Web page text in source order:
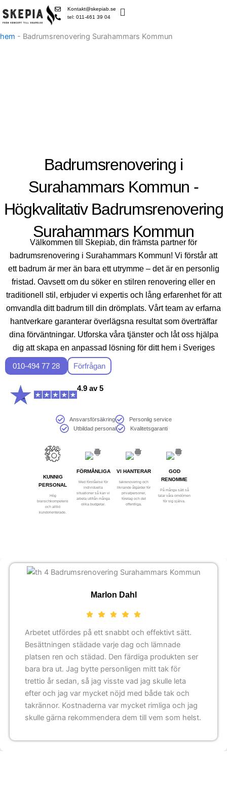
to
Kontakt@skepiab.se
tel: 011-461 39 04
hem - Badrumsrenovering Surahammars Kommun
Badrumsrenovering i
Surahammars Kommun -
Högkvalitativ Badrumsrenovering
Surahammars Kommun
Välkommen till Skepiab, din främsta partner för
badrumsrenovering i Surahammars Kommun! Vi förstår att
ett badrum är mer än bara ett utrymme – det är en personlig
fristad. Oavsett om du söker en stilren renovering eller en
traditionell stil, erbjuder vi expertis och lång erfarenhet för att
omvandla ditt badrum till din drömplats. Vårt team av erfarna
hantverkare garanterar överlägsna resultat som överträffar
dina förväntningar. Utforska våra tjänster och låt oss hjälpa
dig att skapa en anpassad lösning för ditt hem i Sveriges
vackra landskap.
010-494 77 28 Förfrågan
4.9 av 5
Ansvarsförsäkring
Personlig service
Utbildad personal
Kvalitetsgaranti
KUNNIG
PERSONAL
Hög
branschkompetens
och alltid
kundorienterade.
FÖRMÅNLIGA
Med förståelse för
individuella
situationer så kan vi
arbeta utifrån många
olika budgetar.
VI HANTERAR
takrenovering och
liknande åtgärder för
privatpersoner,
företag och det
offentliga.
GOD
RENOMME
På många sätt så
talar våra omdömen
för sig själva.
Marlon Dahl
Arbetet utfördes på ett snabbt och effektivt sätt.
Besättningen städade varje dag och lämnade
platsen ren och städad. Den färdiga produkten ser
bara bra ut. Jag bytte personligen mitt tak för
trettio år sedan, så jag visste vad jag skulle leta
efter och jag var mycket nöjd med både tak och
takrännor. Kostnaderna var mycket rimliga och jag
skulle gärna rekommendera dem till vem som helst.